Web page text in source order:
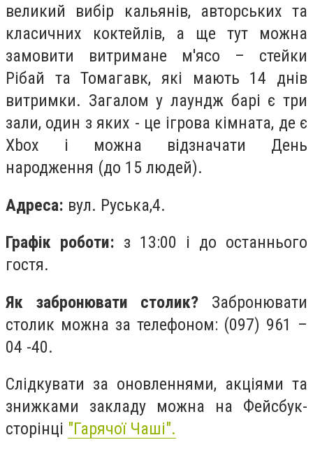
великий вибір кальянів, авторських та
класичних коктейлів, а ще тут можна
замовити витримане м'ясо – стейки
Рібай та Томагавк, які мають 14 днів
витримки. Загалом у лаундж барі є три
зали, один з яких - це ігрова кімната, де є
Xbox і можна відзначати День
народження (до 15 людей).
Адреса: вул. Руська,4.
Графік роботи: з 13:00 і до останнього
гостя.
Як забронювати столик? Забронювати
столик можна за телефоном: (097) 961 –
04 -40.
Слідкувати за оновленнями, акціями та
знижками закладу можна на Фейсбук-
сторінці "Гарячої Чаші".